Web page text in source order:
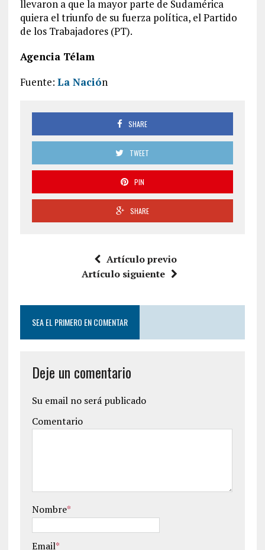
llevaron a que la mayor parte de Sudamérica
quiera el triunfo de su fuerza política, el Partido
de los Trabajadores (PT).
Agencia Télam
Fuente: La Nación
SHARE
TWEET
PIN
SHARE
Artículo previo
Artículo siguiente
SEA EL PRIMERO EN COMENTAR
Deje un comentario
Su email no será publicado
Comentario
Nombre*
Email*